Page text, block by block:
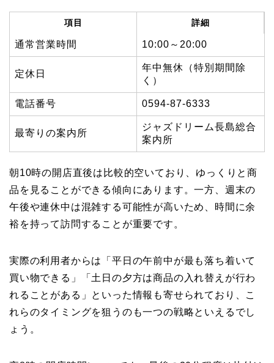
項目 詳細
通常営業時間 10:00～20:00
定休日
年中無休（特別期間除
く）
電話番号 0594-87-6333
最寄りの案内所
ジャズドリーム長島総合
案内所
朝10時の開店直後は比較的空いており、ゆっくりと商
品を見ることができる傾向にあります。一方、週末の
午後や連休中は混雑する可能性が高いため、時間に余
裕を持って訪問することが重要です。
実際の利用者からは「平日の午前中が最も落ち着いて
買い物できる」「土日の夕方は商品の入れ替えが行わ
れることがある」といった情報も寄せられており、こ
れらのタイミングを狙うのも一つの戦略といえるでし
ょう。